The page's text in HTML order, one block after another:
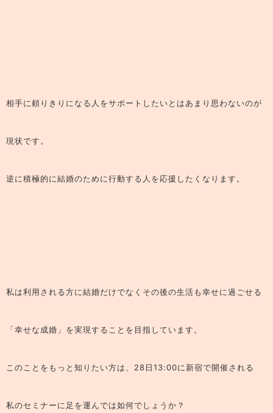
相手に頼りきりになる人をサポートしたいとはあまり思わないのが
現状です。
逆に積極的に結婚のために行動する人を応援したくなります。
私は利用される方に結婚だけでなくその後の生活も幸せに過ごせる
「幸せな成婚」を実現することを目指しています。
このことをもっと知りたい方は、28日13:00に新宿で開催される
私のセミナーに足を運んでは如何でしょうか？